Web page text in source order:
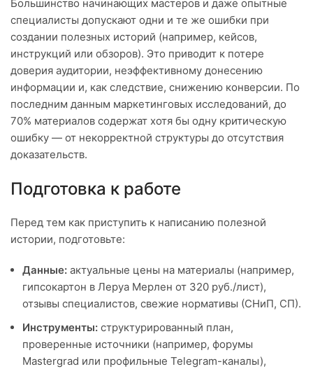
Большинство начинающих мастеров и даже опытные
специалисты допускают одни и те же ошибки при
создании полезных историй (например, кейсов,
инструкций или обзоров). Это приводит к потере
доверия аудитории, неэффективному донесению
информации и, как следствие, снижению конверсии. По
последним данным маркетинговых исследований, до
70% материалов содержат хотя бы одну критическую
ошибку — от некорректной структуры до отсутствия
доказательств.
Подготовка к работе
Перед тем как приступить к написанию полезной
истории, подготовьте:
Данные: актуальные цены на материалы (например,
гипсокартон в Леруа Мерлен от 320 руб./лист),
отзывы специалистов, свежие нормативы (СНиП, СП).
Инструменты: структурированный план,
проверенные источники (например, форумы
Mastergrad или профильные Telegram-каналы),